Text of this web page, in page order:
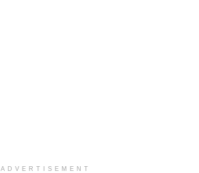
ADVERTISEMENT